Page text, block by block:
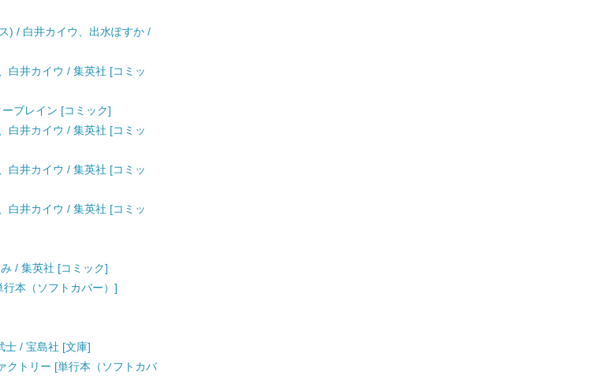
) / 白井カイウ、出水ぽすか /
白井カイウ / 集英社 [コミッ
ブレイン [コミック]
白井カイウ / 集英社 [コミッ
白井カイウ / 集英社 [コミッ
白井カイウ / 集英社 [コミッ
/ 集英社 [コミック]
本（ソフトカバー）]
士 / 宝島社 [文庫]
クトリー [単行本（ソフトカバ